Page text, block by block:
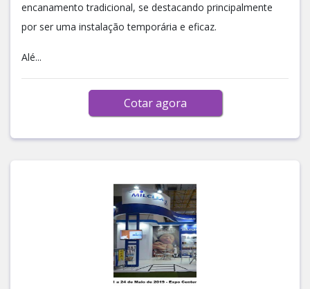
encanamento tradicional, se destacando principalmente
por ser uma instalação temporária e eficaz.
Alé...
Cotar agora